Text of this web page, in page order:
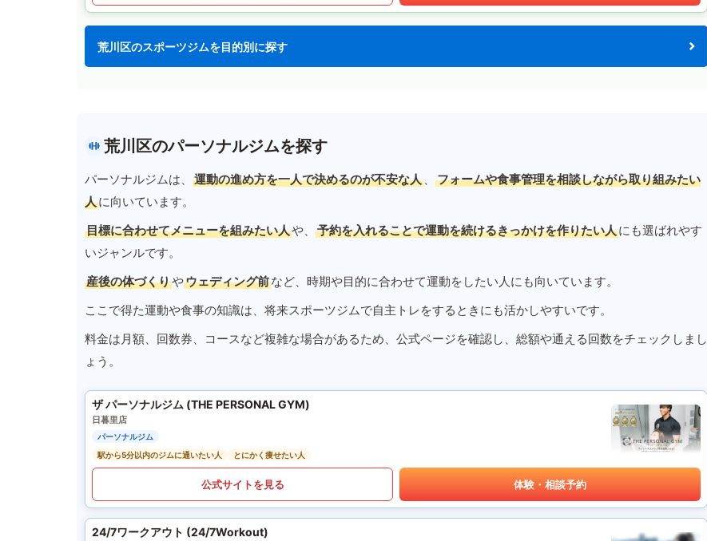
荒川区のスポーツジムを目的別に探す
荒川区のパーソナルジムを探す
パーソナルジムは、 運動の進め方を一人で決めるのが不安な人 、
フォームや食事管理を相談しながら取り組みたい
人に向いています。
目標に合わせてメニューを組みたい人や、 予約を入れることで運動を続けるきっかけを作りたい人にも選ばれやす
いジャンルです。
産後の体づくりやウェディング前など、時期や目的に合わせて運動をしたい人にも向いています。
ここで得た運動や食事の知識は、将来スポーツジムで自主トレをするときにも活かしやすいです。
料金は月額、回数券、コースなど複雑な場合があるため、公式ページを確認し、総額や通える回数をチェックしまし
ょう。
ザ パーソナルジム (THE PERSONAL GYM)
日暮里店
パーソナルジム
駅から5分以内のジムに通いたい人
とにかく痩せたい人
公式サイトを見る 体験・相談予約
24/7ワークアウト (24/7Workout)